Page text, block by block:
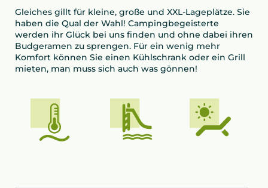
Gleiches gillt für kleine, große und XXL-Lageplätze. Sie
haben die Qual der Wahl! Campingbegeisterte
werden ihr Glück bei uns finden und ohne dabei ihren
Budgeramen zu sprengen. Für ein wenig mehr
Komfort können Sie einen Kühlschrank oder ein Grill
mieten, man muss sich auch was gönnen!